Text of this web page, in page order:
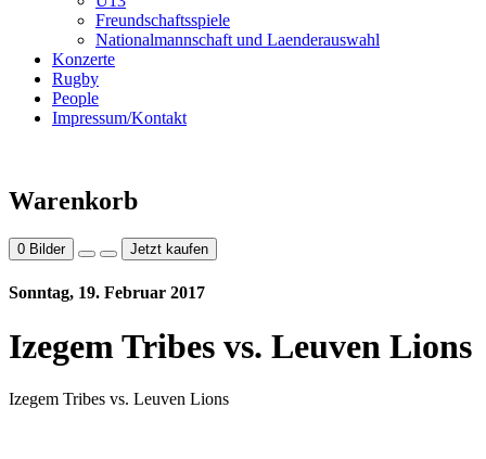
Freundschaftsspiele
Nationalmannschaft und Laenderauswahl
Konzerte
Rugby
People
Impressum/Kontakt
Warenkorb
0 Bilder Jetzt kaufen
Sonntag, 19. Februar 2017
Izegem Tribes vs. Leuven Lions
Izegem Tribes vs. Leuven Lions